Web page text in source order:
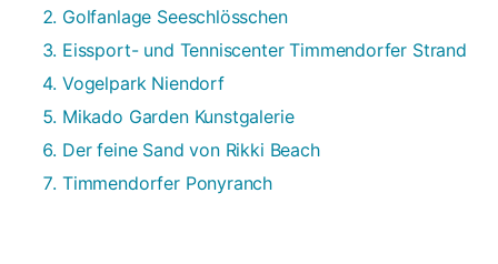
Golfanlage Seeschlösschen
Eissport- und Tenniscenter Timmendorfer Strand
Vogelpark Niendorf
Mikado Garden Kunstgalerie
Der feine Sand von Rikki Beach
Timmendorfer Ponyranch